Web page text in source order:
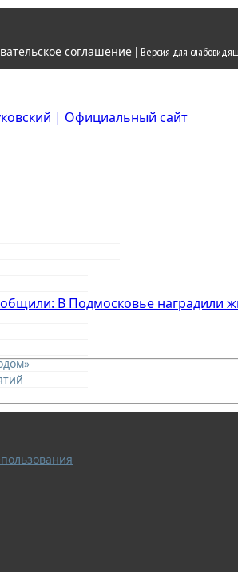
соглашение | Версия для
В Подмосковье наградили